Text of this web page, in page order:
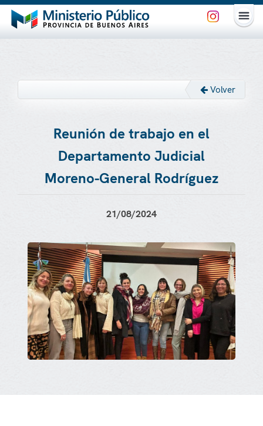
Volver
Reunión de trabajo en el
Departamento Judicial
Moreno-General Rodríguez
21/08/2024